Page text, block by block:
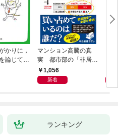
かりに，
論じてみ
マンション高騰の真
実 都市部の「非居住
化」が街を壊す
1,056
新着
イ
果
ランキング